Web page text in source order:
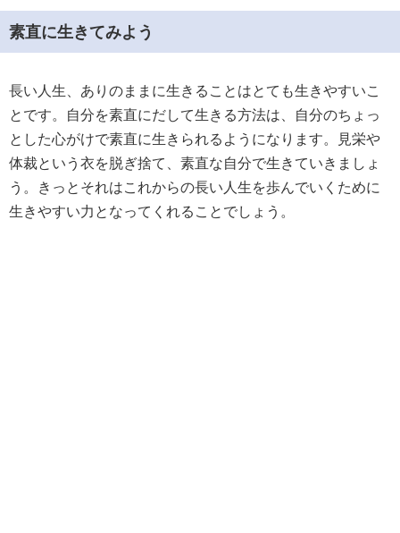
素直に生きてみよう
長い人生、ありのままに生きることはとても生きやすいこ
とです。自分を素直にだして生きる方法は、自分のちょっ
とした心がけで素直に生きられるようになります。見栄や
体裁という衣を脱ぎ捨て、素直な自分で生きていきましょ
う。きっとそれはこれからの長い人生を歩んでいくために
生きやすい力となってくれることでしょう。